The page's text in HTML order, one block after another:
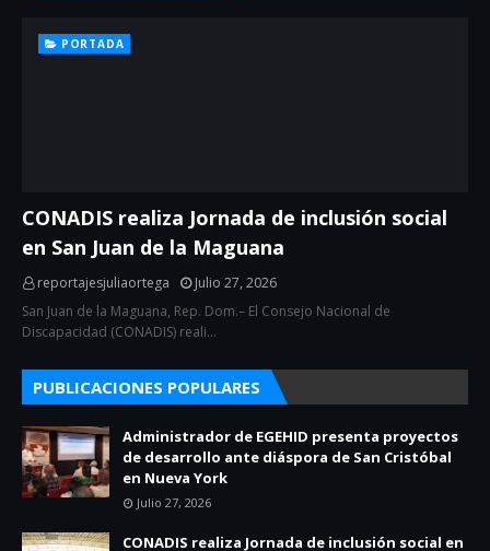
PORTADA
CONADIS realiza Jornada de inclusión social
en San Juan de la Maguana
reportajesjuliaortega
Julio 27, 2026
San Juan de la Maguana, Rep. Dom.– El Consejo Nacional de
Discapacidad (CONADIS) reali…
PUBLICACIONES POPULARES
Administrador de EGEHID presenta proyectos
de desarrollo ante diáspora de San Cristóbal
en Nueva York
Julio 27, 2026
CONADIS realiza Jornada de inclusión social en